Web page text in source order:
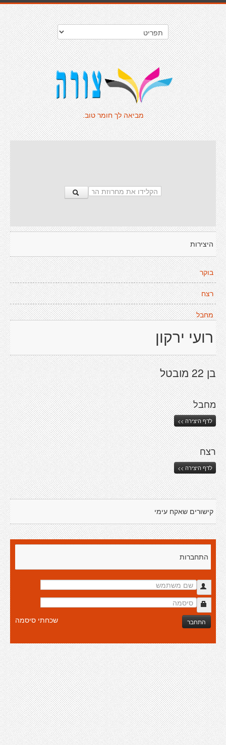
מביאה לך חומר טוב.
היצירות
בוקר
רצח
מחבל
רועי ירקון
בן 22 מובטל
מחבל
לדף היצירה >>
רצח
לדף היצירה >>
קישורים שאקח עימי
התחברות
התחבר שכחתי סיסמה